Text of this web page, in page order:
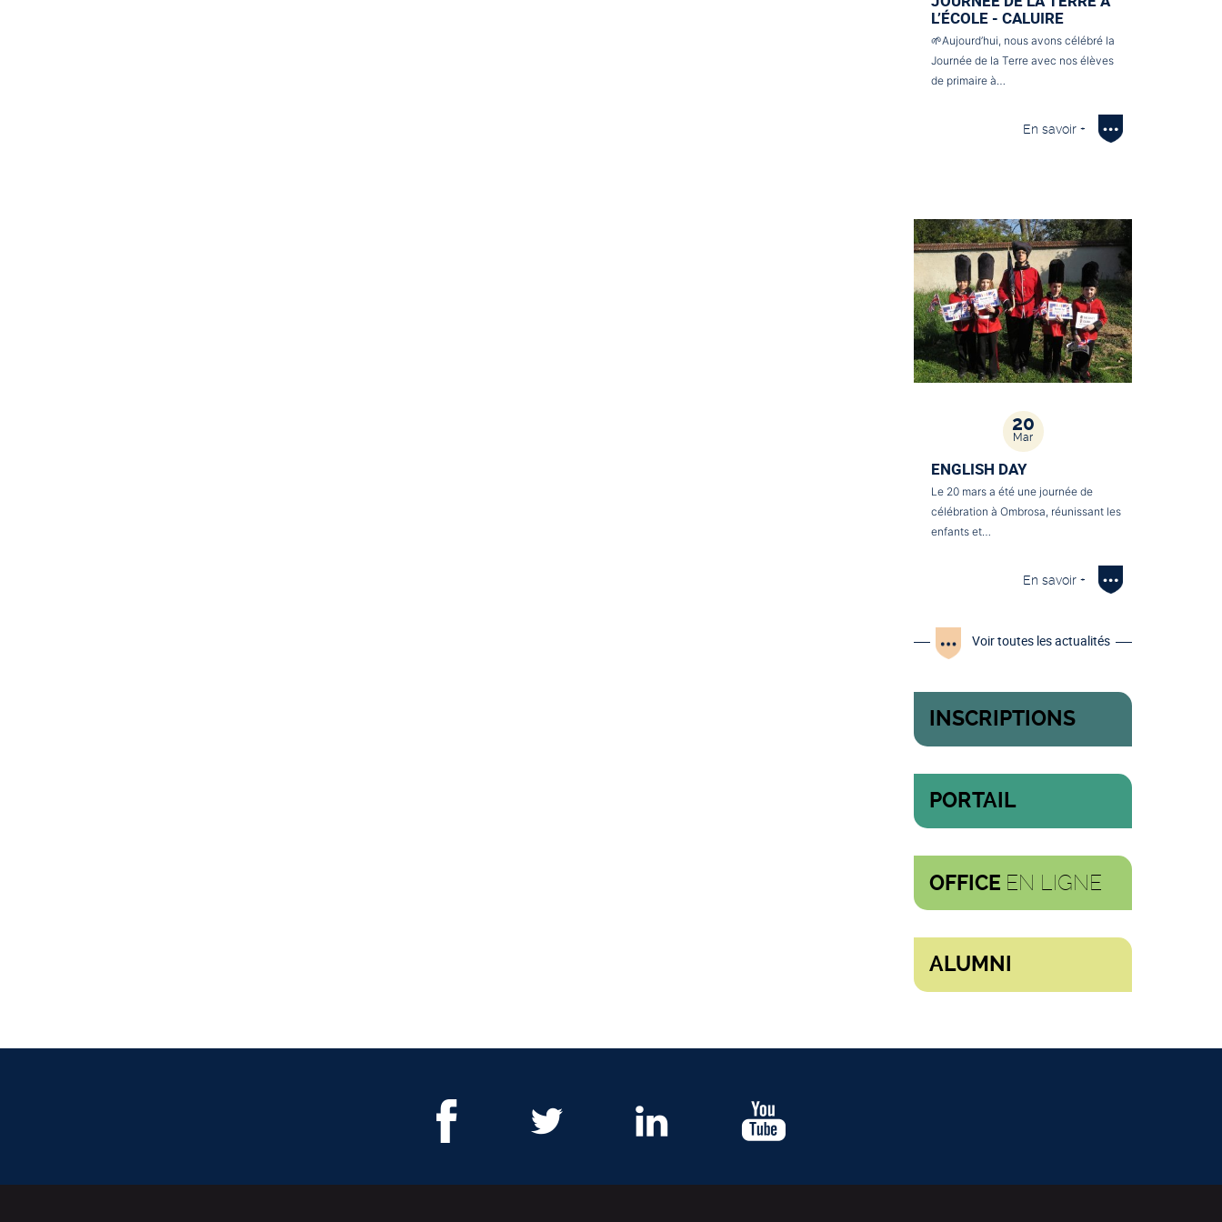
L’ÉCOLE - CALUIRE
🌱Aujourd’hui, nous avons célébré la
Journée de la Terre avec nos élèves
de primaire à…
En savoir +
20
Mar
ENGLISH DAY
Le 20 mars a été une journée de
célébration à Ombrosa, réunissant les
enfants et…
En savoir +
Voir toutes les actualités
INSCRIPTIONS
PORTAIL
OFFICE EN LIGNE
ALUMNI